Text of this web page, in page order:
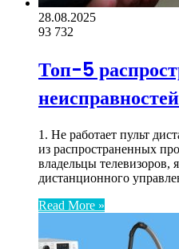
28.08.2025
93 732
Топ-5
1. Не работает пульт
из распространенных
владельцы телевизоров,
дистанционного
Read More »